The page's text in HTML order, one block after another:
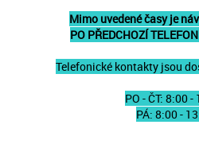
Mimo uvedené časy je
PO PŘEDCHOZÍ
Telefonické kontakty jsou
PO - ČT: 8:00 -
PÁ: 8:00 -